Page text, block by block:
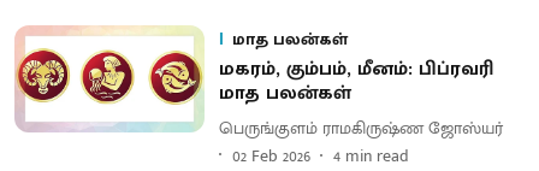
மாத பலன்கள்
மகரம், கும்பம், மீனம்: பிப்ரவரி
மாத பலன்கள்
பெருங்குளம் ராமகிருஷ்ண ஜோஸ்யர்
02 Feb 2026
4 min read